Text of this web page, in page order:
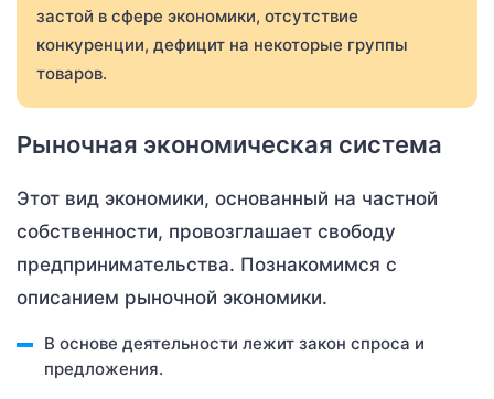
застой в сфере экономики, отсутствие
конкуренции, дефицит на некоторые группы
товаров.
Рыночная экономическая система
Этот вид экономики, основанный на частной
собственности, провозглашает свободу
предпринимательства. Познакомимся с
описанием рыночной экономики.
В основе деятельности лежит закон спроса и
предложения.